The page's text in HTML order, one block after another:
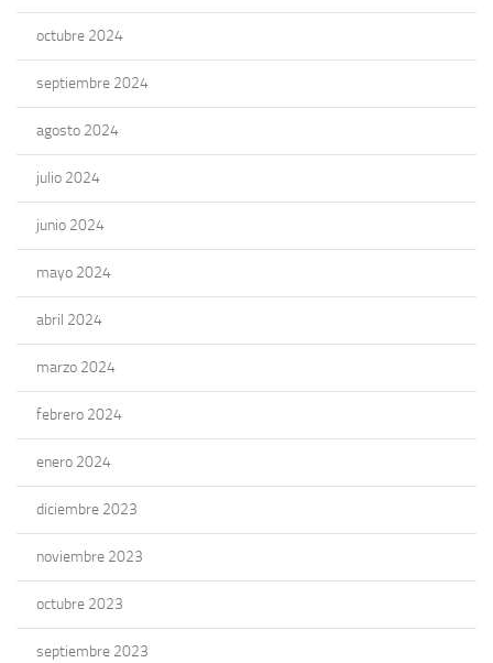
octubre 2024
septiembre 2024
agosto 2024
julio 2024
junio 2024
mayo 2024
abril 2024
marzo 2024
febrero 2024
enero 2024
diciembre 2023
noviembre 2023
octubre 2023
septiembre 2023